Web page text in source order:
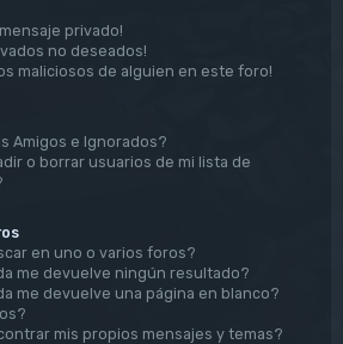
privado!
no deseados!
maliciosos de alguien en este foro!
Amigos e Ignorados?
o borrar usuarios de mi lista de
en uno o varios foros?
me devuelve ningún resultado?
me devuelve una página en blanco?
mis propios mensajes y temas?